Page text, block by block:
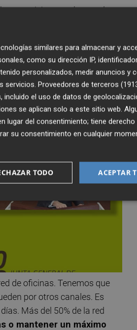
a participar en el turno de
de los sindicatos. Estamos
clave para el
manifestó el ejecutivo
de oficinas. Tenemos que
por otros canales. Es
Más del 50% de la red
o mantener un máximo
similares para almacenar y
como su dirección IP,
personalizados, medir anuncios y
servicios. Proveedores de terceros
el uso de datos de
se aplican solo a este sitio web.
lugar del consentimiento; tiene derecho
su consentimiento en cualquier
ACEPTAR
TODO